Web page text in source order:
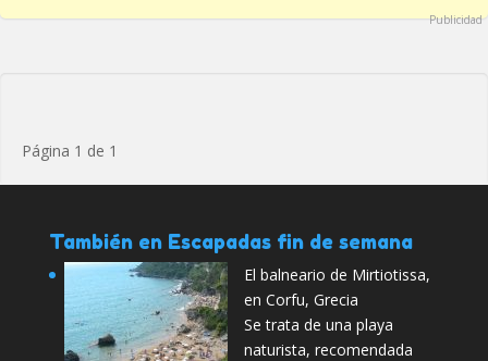
Publicidad
Página 1 de 1
También en Escapadas fin de semana
El balneario de Mirtiotissa,
en Corfu, Grecia
Se trata de una playa
naturista, recomendada